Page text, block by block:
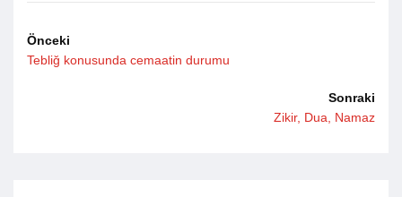
Önceki
Tebliğ konusunda cemaatin durumu
Sonraki
Zikir, Dua, Namaz